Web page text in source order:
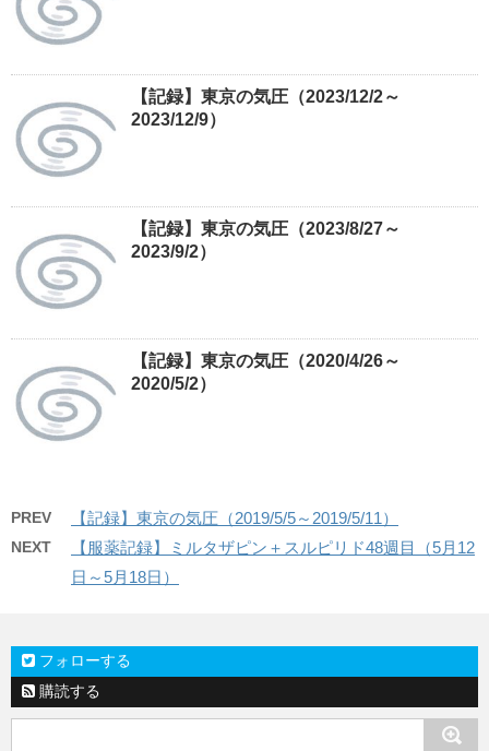
【記録】東京の気圧（2023/12/2～
2023/12/9）
【記録】東京の気圧（2023/8/27～
2023/9/2）
【記録】東京の気圧（2020/4/26～
2020/5/2）
PREV 【記録】東京の気圧（2019/5/5～2019/5/11）
NEXT
【服薬記録】ミルタザピン＋スルピリド48週目（5月12
日～5月18日）
フォローする
購読する